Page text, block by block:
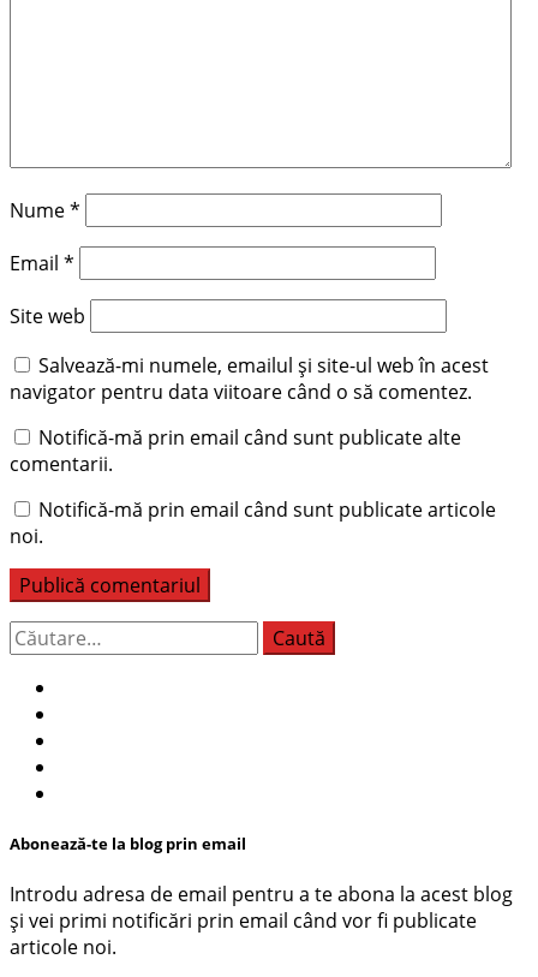
Nume*
Email *
Site web
Salvează-mi numele, emailul și site-ul web în acest
navigator pentru data viitoare când o să comentez.
Notifică-mă prin email când sunt publicate alte
comentarii.
Notifică-mă prin email când sunt publicate articole
noi.
Caută
după:
Abonează-te la blog prin email
Introdu adresa de email pentru a te abona la acest blog
și vei primi notificări prin email când vor fi publicate
articole noi.